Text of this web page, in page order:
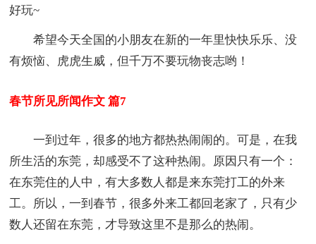
好玩~
希望今天全国的小朋友在新的一年里快快乐乐、没
有烦恼、虎虎生威，但千万不要玩物丧志哟！
春节所见所闻作文 篇7
一到过年，很多的地方都热热闹闹的。可是，在我
所生活的东莞，却感受不了这种热闹。原因只有一个：
在东莞住的人中，有大多数人都是来东莞打工的外来
工。所以，一到春节，很多外来工都回老家了，只有少
数人还留在东莞，才导致这里不是那么的热闹。